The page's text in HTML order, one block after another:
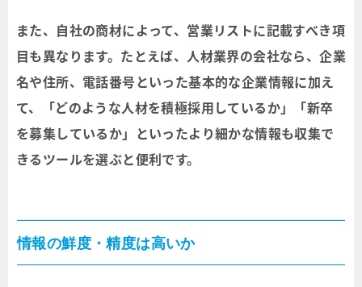
また、自社の商材によって、営業リストに記載すべき項
目も異なります。たとえば、人材業界の会社なら、企業
名や住所、電話番号といった基本的な企業情報に加え
て、「どのような人材を積極採用しているか」「新卒
を募集しているか」といったより細かな情報も収集で
きるツールを選ぶと便利です。
情報の鮮度・精度は高いか